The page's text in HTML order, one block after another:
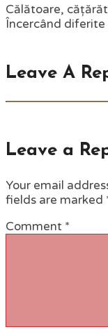
Călătoare,
Încercând
Leave A
Leave a
Your email
fields are marked
Comment *